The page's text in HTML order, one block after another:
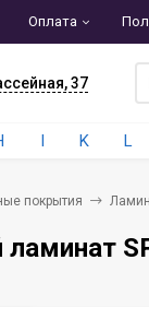
Оплата
37
I K L
покрытия